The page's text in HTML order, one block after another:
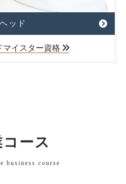
ヘッド
マイスター資格
コース
business course